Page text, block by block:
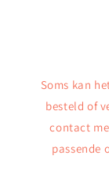
Soms kan
besteld of
contact
passende